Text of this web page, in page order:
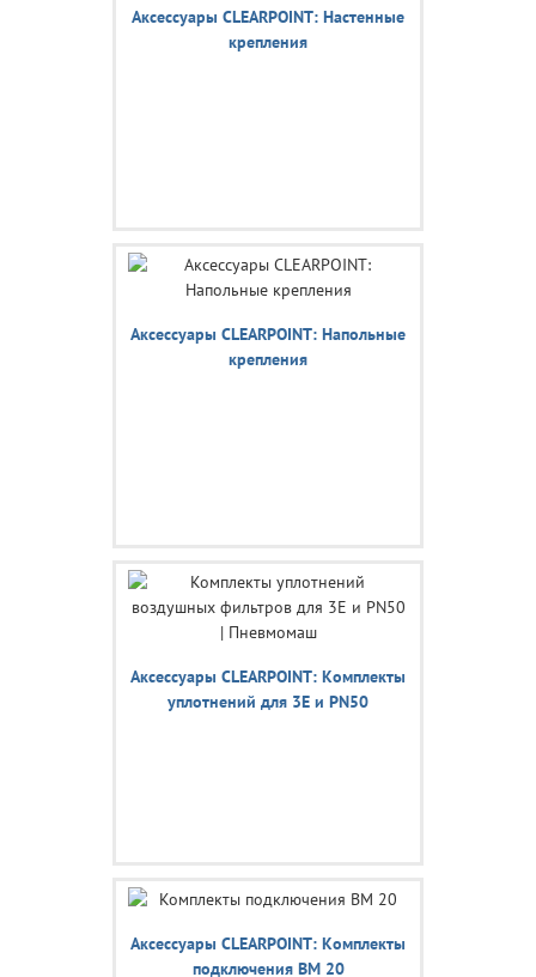
Аксессуары CLEARPOINT: Настенные
крепления
Аксессуары CLEARPOINT: Напольные
крепления
Аксессуары CLEARPOINT: Комплекты
уплотнений для 3E и PN50
Аксессуары CLEARPOINT: Комплекты
подключения BM 20